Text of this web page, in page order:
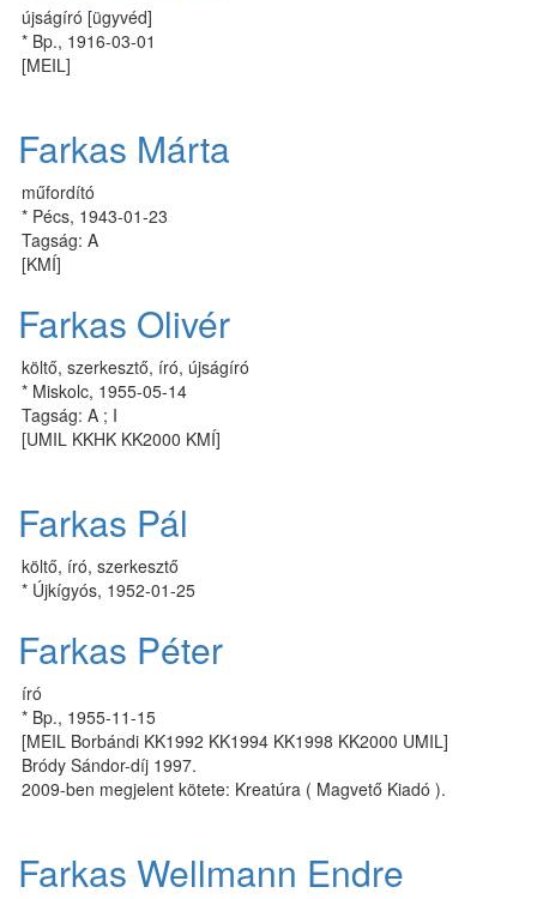
újságíró [ügyvéd]
* Bp., 1916-03-01
[MEIL]
Farkas Márta
műfordító
* Pécs, 1943-01-23
Tagság: A
[KMÍ]
Farkas Olivér
költő, szerkesztő, író, újságíró
* Miskolc, 1955-05-14
Tagság: A ; I
[UMIL KKHK KK2000 KMÍ]
Farkas Pál
költő, író, szerkesztő
* Újkígyós, 1952-01-25
Farkas Péter
író
* Bp., 1955-11-15
[MEIL Borbándi KK1992 KK1994 KK1998 KK2000 UMIL]
Bródy Sándor-díj 1997.
2009-ben megjelent kötete: Kreatúra ( Magvető Kiadó ).
Farkas Wellmann Endre